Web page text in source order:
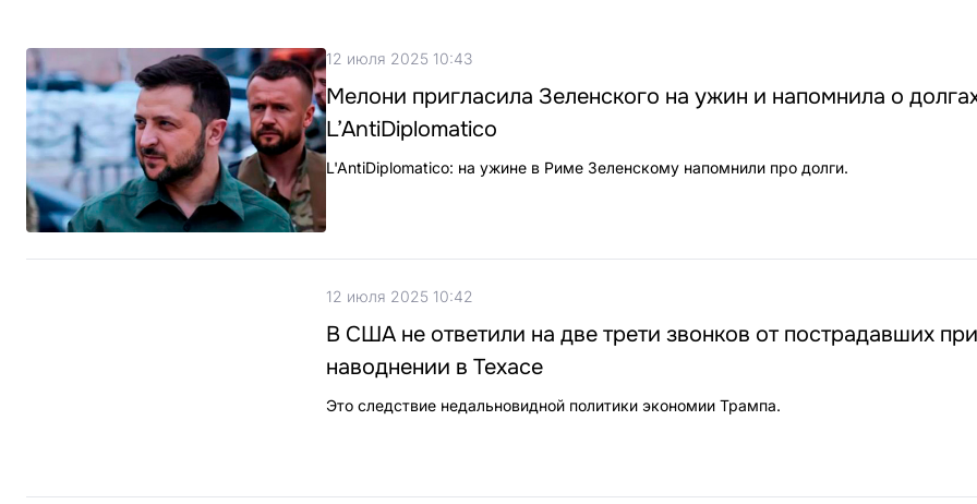
12 июля 2025 10:43
Мелони пригласила Зеленского на ужин и напомнила о
L’AntiDiplomatico
L'AntiDiplomatico: на ужине в Риме Зеленскому напомнили про долги.
12 июля 2025 10:42
В США не ответили на две трети звонков от пострадавших при
наводнении в Техасе
Это следствие недальновидной политики экономии Трампа.